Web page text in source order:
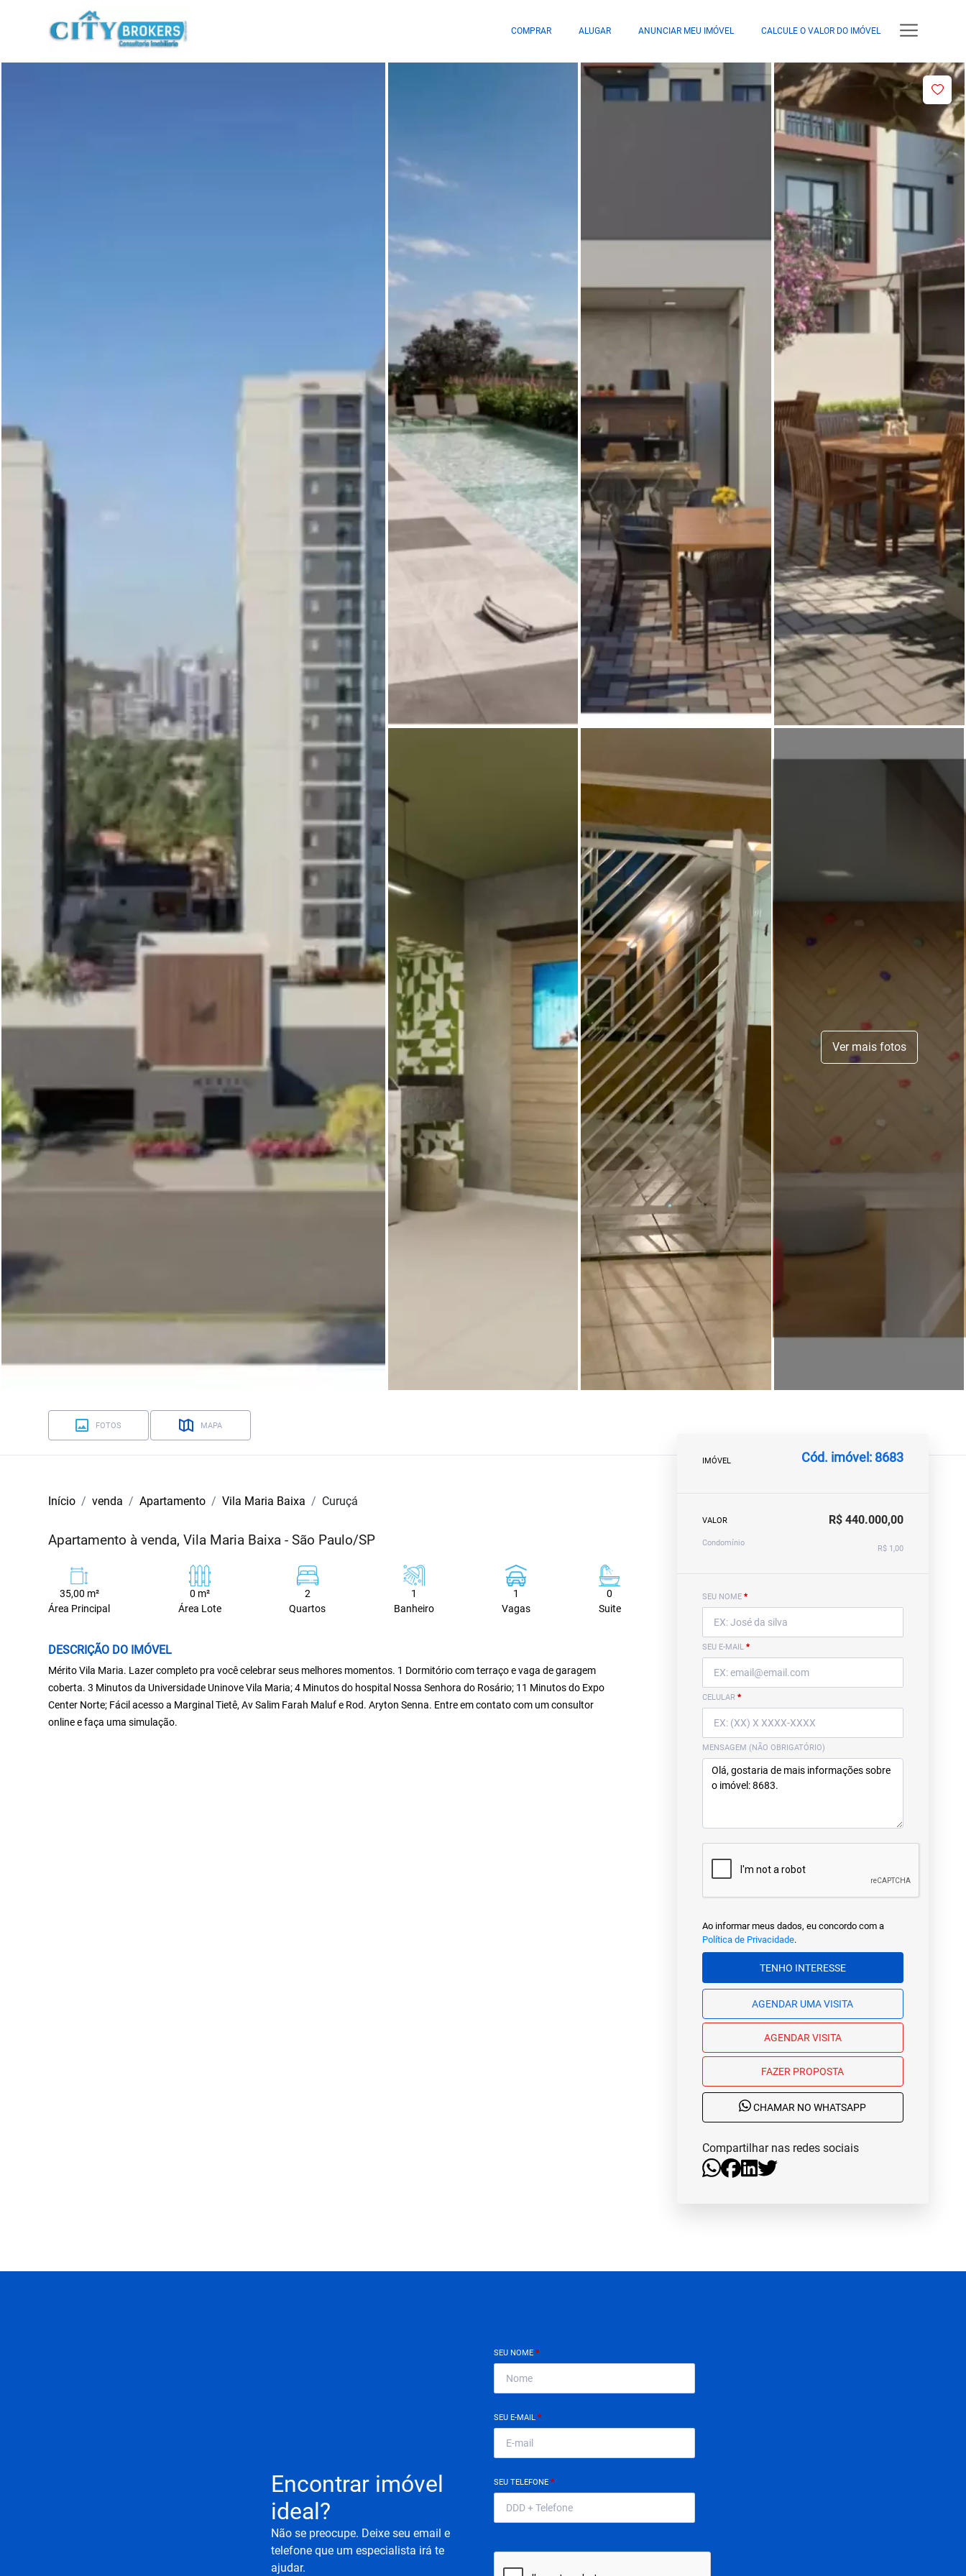
COMPRAR ALUGAR ANUNCIAR MEU IMÓVEL CALCULE O VALOR DO IMÓVEL
Ver mais fotos
FOTOS MAPA
Início venda Apartamento Vila Maria Baixa Curuçá
Apartamento à venda, Vila Maria Baixa - São Paulo/SP
35,00 m²
Área Principal
0 m²
Área Lote
2
Quartos
1
Banheiro
1
Vagas
0
Suite
DESCRIÇÃO DO IMÓVEL
Mérito Vila Maria. Lazer completo pra você celebrar seus melhores momentos. 1 Dormitório com terraço e vaga de garagem
coberta. 3 Minutos da Universidade Uninove Vila Maria; 4 Minutos do hospital Nossa Senhora do Rosário; 11 Minutos do Expo
Center Norte; Fácil acesso a Marginal Tietê, Av Salim Farah Maluf e Rod. Aryton Senna. Entre em contato com um consultor
online e faça uma simulação.
IMÓVEL Cód. imóvel: 8683
VALOR R$ 440.000,00
Condomínio
R$ 1,00
SEU NOME *
SEU E-MAIL *
CELULAR *
MENSAGEM (NÃO OBRIGATÓRIO)
Ao informar meus dados, eu concordo com a
Política de Privacidade.
TENHO INTERESSE
AGENDAR UMA VISITA
AGENDAR VISITA
FAZER PROPOSTA
CHAMAR NO WHATSAPP
Compartilhar nas redes sociais
Encontrar imóvel
ideal?
Não se preocupe. Deixe seu email e
telefone que um especialista irá te
ajudar.
SEU NOME *
SEU E-MAIL *
SEU TELEFONE *